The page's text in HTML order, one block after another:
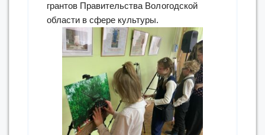
грантов Правительства Вологодской
области в сфере культуры.